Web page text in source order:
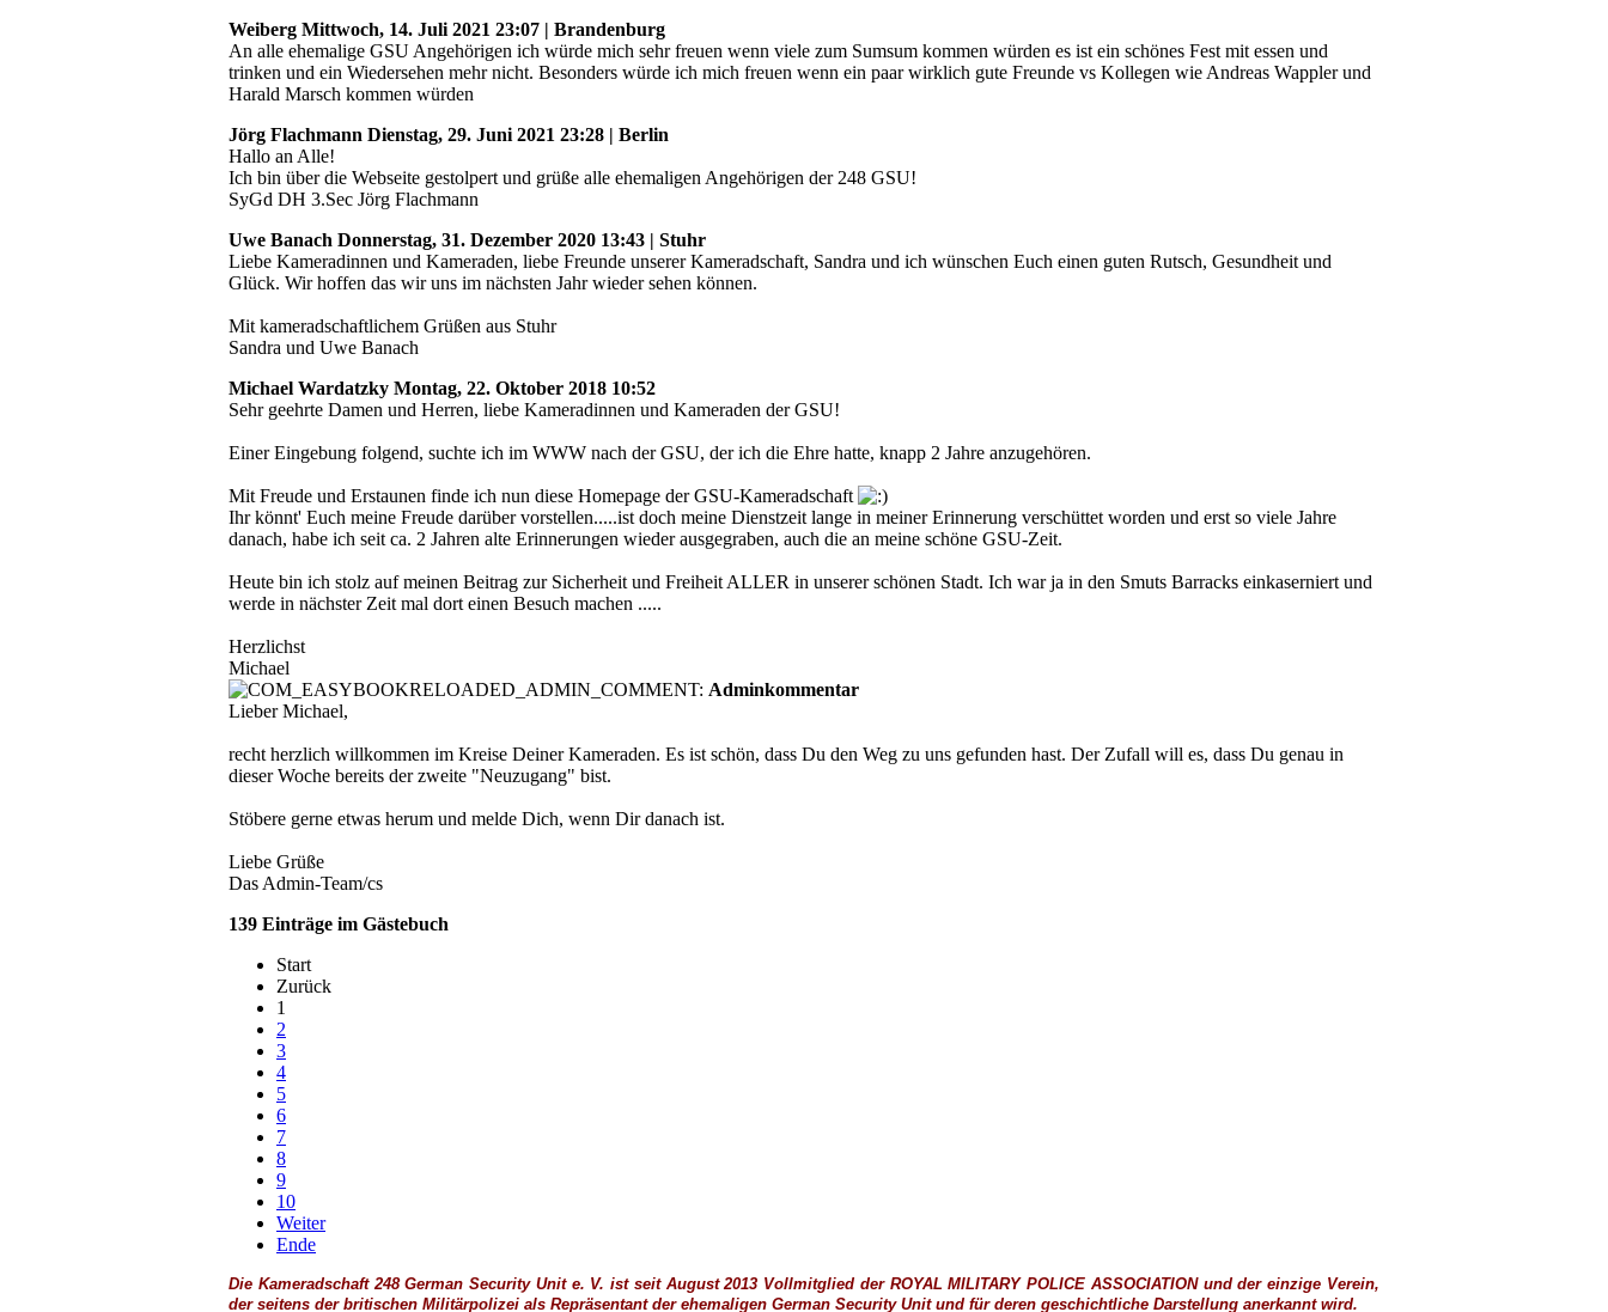
Weiberg Mittwoch, 14. Juli 2021 23:07 | Brandenburg
An alle ehemalige GSU Angehörigen ich würde mich sehr freuen wenn viele zum Sumsum kommen würden es ist ein schönes Fest mit essen und
trinken und ein Wiedersehen mehr nicht. Besonders würde ich mich freuen wenn ein paar wirklich gute Freunde vs Kollegen wie Andreas Wappler und
Harald Marsch kommen würden
Jörg Flachmann Dienstag, 29. Juni 2021 23:28 | Berlin
Hallo an Alle!
Ich bin über die Webseite gestolpert und grüße alle ehemaligen Angehörigen der 248 GSU!
SyGd DH 3.Sec Jörg Flachmann
Uwe Banach Donnerstag, 31. Dezember 2020 13:43 | Stuhr
Liebe Kameradinnen und Kameraden, liebe Freunde unserer Kameradschaft, Sandra und ich wünschen Euch einen guten Rutsch, Gesundheit und
Glück. Wir hoffen das wir uns im nächsten Jahr wieder sehen können.
Mit kameradschaftlichem Grüßen aus Stuhr
Sandra und Uwe Banach
Michael Wardatzky Montag, 22. Oktober 2018 10:52
Sehr geehrte Damen und Herren, liebe Kameradinnen und Kameraden der GSU!
Einer Eingebung folgend, suchte ich im WWW nach der GSU, der ich die Ehre hatte, knapp 2 Jahre anzugehören.
Mit Freude und Erstaunen finde ich nun diese Homepage der GSU-Kameradschaft
Ihr könnt' Euch meine Freude darüber vorstellen.....ist doch meine Dienstzeit lange in meiner Erinnerung verschüttet worden und erst so viele Jahre
danach, habe ich seit ca. 2 Jahren alte Erinnerungen wieder ausgegraben, auch die an meine schöne GSU-Zeit.
Heute bin ich stolz auf meinen Beitrag zur Sicherheit und Freiheit ALLER in unserer schönen Stadt. Ich war ja in den Smuts Barracks einkaserniert und
werde in nächster Zeit mal dort einen Besuch machen .....
Herzlichst
Michael
Adminkommentar
Lieber Michael,
recht herzlich willkommen im Kreise Deiner Kameraden. Es ist schön, dass Du den Weg zu uns gefunden hast. Der Zufall will es, dass Du genau in
dieser Woche bereits der zweite "Neuzugang" bist.
Stöbere gerne etwas herum und melde Dich, wenn Dir danach ist.
Liebe Grüße
Das Admin-Team/cs
139 Einträge im Gästebuch
Start
Zurück
1
2
3
4
5
6
7
8
9
10
Weiter
Ende
Die Kameradschaft 248 German Security Unit e. V. ist seit August 2013 Vollmitglied der ROYAL MILITARY POLICE ASSOCIATIONund der einzige Verein,
der seitens der britischen Militärpolizei als Repräsentant der ehemaligen German Security Unit und für deren geschichtliche Darstellung anerkannt wird.